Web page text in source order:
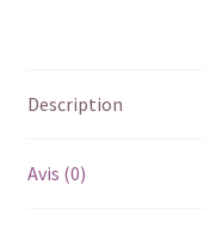
Description
Avis (0)